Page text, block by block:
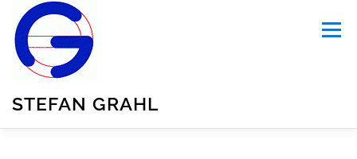
Inhalt
springen
STEFAN GRAHL
Menü